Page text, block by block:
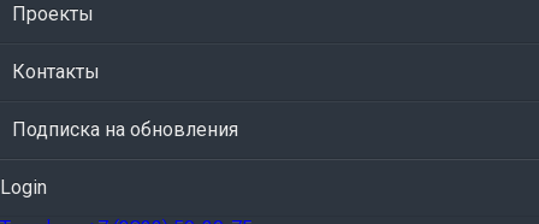
Проекты
Контакты
Подписка на обновления
Login